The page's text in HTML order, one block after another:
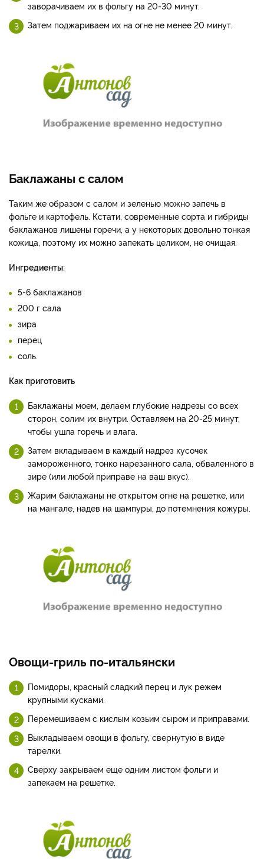
заворачиваем их в фольгу на 20-30 минут.
Затем поджариваем их на огне не менее 20 минут.
Баклажаны с салом
Таким же образом с салом и зеленью можно запечь в
фольге и картофель. Кстати, современные сорта и гибриды
баклажанов лишены горечи, а у некоторых довольно тонкая
кожица, поэтому их можно запекать целиком, не очищая.
Ингредиенты:
5-6 баклажанов
200 г сала
зира
перец
соль.
Как приготовить
Баклажаны моем, делаем глубокие надрезы со всех
сторон, солим их внутри. Оставляем на 20-25 минут,
чтобы ушла горечь и влага.
Затем вкладываем в каждый надрез кусочек
замороженного, тонко нарезанного сала, обваленного в
зире (или любой приправе на ваш вкус).
Жарим баклажаны не открытом огне на решетке, или
на мангале, надев на шампуры, до потемнения кожуры.
Овощи-гриль по-итальянски
Помидоры, красный сладкий перец и лук режем
крупными кусками.
Перемешиваем с кислым козьим сыром и приправами.
Выкладываем овощи в фольгу, свернутую в виде
тарелки.
Сверху закрываем еще одним листом фольги и
запекаем на решетке.